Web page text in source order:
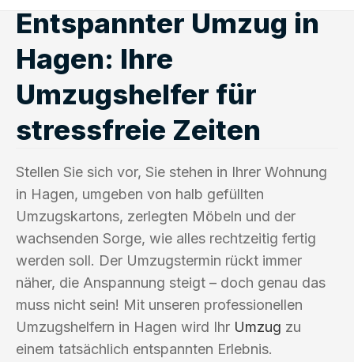
Entspannter Umzug in
Hagen: Ihre
Umzugshelfer für
stressfreie Zeiten
Stellen Sie sich vor, Sie stehen in Ihrer Wohnung
in Hagen, umgeben von halb gefüllten
Umzugskartons, zerlegten Möbeln und der
wachsenden Sorge, wie alles rechtzeitig fertig
werden soll. Der Umzugstermin rückt immer
näher, die Anspannung steigt – doch genau das
muss nicht sein! Mit unseren professionellen
Umzugshelfern in Hagen wird Ihr Umzug zu
einem tatsächlich entspannten Erlebnis.